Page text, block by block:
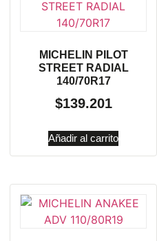
MICHELIN PILOT
STREET RADIAL
140/70R17
$139.201
Añadir al carrito